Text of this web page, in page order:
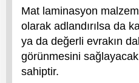
Mat laminasyon
olarak adlandırılsa da
ya da değerli evrakın
görünmesini
sahiptir.